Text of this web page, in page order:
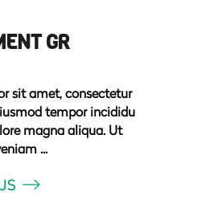
GR
sit amet, consectetur
tempor incididu
magna aliqua. Ut